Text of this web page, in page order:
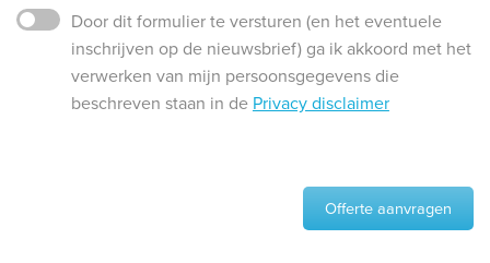
Door dit formulier te versturen (en het eventuele
inschrijven op de nieuwsbrief) ga ik akkoord met het
verwerken van mijn persoonsgegevens die
beschreven staan in de Privacy disclaimer
Offerte aanvragen